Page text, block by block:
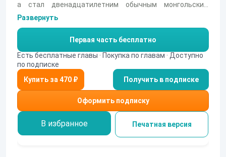
а стал двенадцатилетним обычным монгольским
школьником... у вас уже задергалось веко? На самом
деле все не так страшно - мы будем следить за его
приключениями четыре года спустя - надо же было
дать герою въехать в новую реальность... и закончить
свою работу. Какую? Да так, разработать программу
искусственного интеллекта для армейских дронов, не в
одиночку и не с нуля, разумеется. И вот, когда дело
наконец-то дошло до испытаний вне лабораторий - тут-
то и началось...
Развернуть
Первая часть бесплатно
Есть бесплатные главы · Покупка по главам · Доступно
по подписке
Получить в подписке
Оформить подписку
В избранное Печатная версия